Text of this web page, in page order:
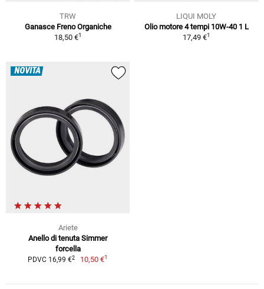
TRW
Ganasce Freno Organiche
18,50 €1
LIQUI MOLY
Olio motore 4 tempi 10W-40 1 L
17,49 €1
NOVITÀ
Ariete
Anello di tenuta Simmer
forcella
PDVC 16,99 €2 10,50 €1